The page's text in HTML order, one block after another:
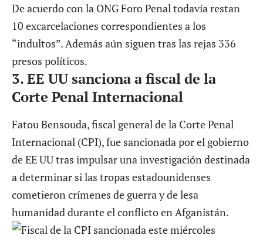
De acuerdo con la ONG Foro Penal todavía restan
10 excarcelaciones correspondientes a los
“indultos”. Además aún siguen tras las rejas 336
presos políticos.
3.EE UU sanciona a fiscal de la
Corte Penal Internacional
Fatou Bensouda, fiscal general de la Corte Penal
Internacional (CPI), fue sancionada por el gobierno
de EE UU tras impulsar una investigación destinada
a determinar si las tropas estadounidenses
cometieron crímenes de guerra y de lesa
humanidad durante el conflicto en Afganistán.